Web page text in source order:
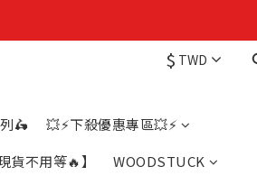
$ TWD
🛵
💥⚡下殺優惠專區💥⚡
貨不用等🔥】
WOODSTUCK